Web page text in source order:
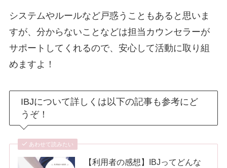
システムやルールなど戸惑うこともあると思いま
すが、分からないことなどは担当カウンセラーが
サポートしてくれるので、安心して活動に取り組
めますよ！
IBJについて詳しくは以下の記事も参考にど
うぞ！
あわせて読みたい
【利用者の感想】IBJってどんな